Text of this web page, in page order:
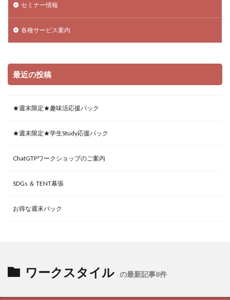
セミナー情報
各種サービス案内
最近の投稿
★週末限定★趣味活応援パック
★週末限定★学生Study応援パック
ChatGTPワークショップのご案内
SDGs ＆ TENT幕張
お得な週末パック
ワークスタイル の最新記事8件